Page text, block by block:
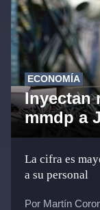
ECONOMÍA
Inyectan
mmdp a
La cifra es
a su personal
Por Martín